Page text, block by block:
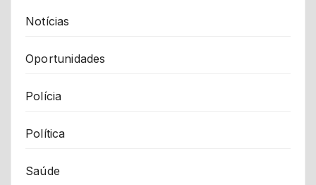
Notícias
Oportunidades
Polícia
Política
Saúde